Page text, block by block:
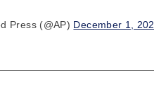
Press (@AP) December 1,